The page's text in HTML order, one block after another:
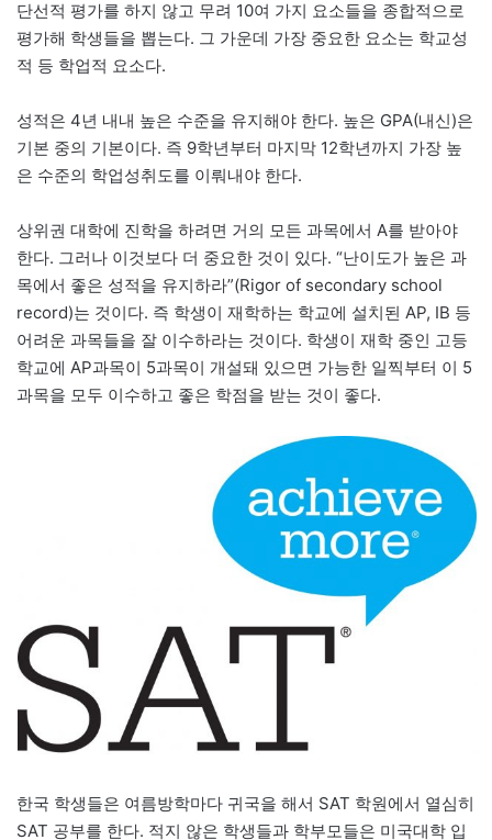
단선적 평가를 하지 않고 무려 10여 가지 요소들을 종합적으로
평가해 학생들을 뽑는다. 그 가운데 가장 중요한 요소는 학교성
적 등 학업적 요소다.
성적은 4년 내내 높은 수준을 유지해야 한다. 높은 GPA(내신)은
기본 중의 기본이다. 즉 9학년부터 마지막 12학년까지 가장 높
은 수준의 학업성취도를 이뤄내야 한다.
상위권 대학에 진학을 하려면 거의 모든 과목에서 A를 받아야
한다. 그러나 이것보다 더 중요한 것이 있다. “난이도가 높은 과
목에서 좋은 성적을 유지하라”(Rigor of secondary school
record)는 것이다. 즉 학생이 재학하는 학교에 설치된 AP, IB 등
어려운 과목들을 잘 이수하라는 것이다. 학생이 재학 중인 고등
학교에 AP과목이 5과목이 개설돼 있으면 가능한 일찍부터 이 5
과목을 모두 이수하고 좋은 학점을 받는 것이 좋다.
한국 학생들은 여름방학마다 귀국을 해서 SAT 학원에서 열심히
SAT 공부를 한다. 적지 않은 학생들과 학부모들은 미국대학 입